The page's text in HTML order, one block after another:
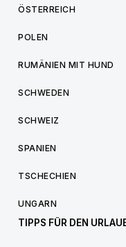
ÖSTERREICH
POLEN
RUMÄNIEN MIT HUND
SCHWEDEN
SCHWEIZ
SPANIEN
TSCHECHIEN
UNGARN
TIPPS FÜR DEN